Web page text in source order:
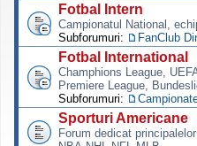
Fotbal Intern
Campionatul National,
Subforumuri:
FanClub
Fotbal International
Champhions League,
Premiere League,
Subforumuri:
Sporturi Americane
Forum dedicat